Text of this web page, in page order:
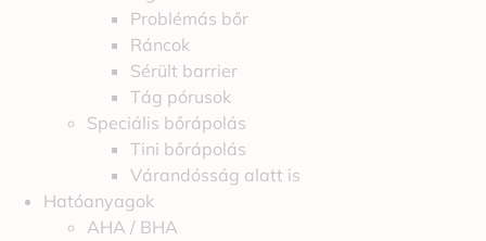
Problémás bőr
Ráncok
Sérült barrier
Tág pórusok
Speciális bőrápolás
Tini bőrápolás
Várandósság alatt is
Hatóanyagok
AHA / BHA